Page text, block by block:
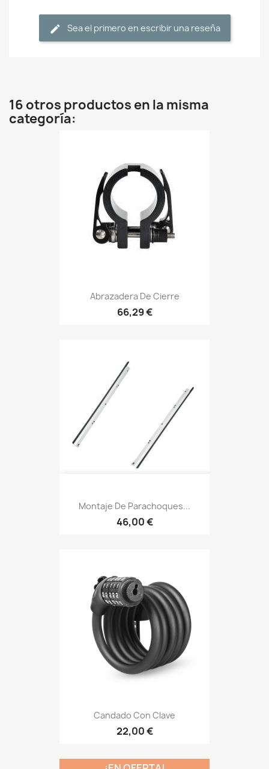
Sea el primero en escribir una reseña
16 otros productos en la misma
categoría:
Abrazadera De Cierre
66,29 €
Montaje De Parachoques...
46,00 €
Candado Con Clave
22,00 €